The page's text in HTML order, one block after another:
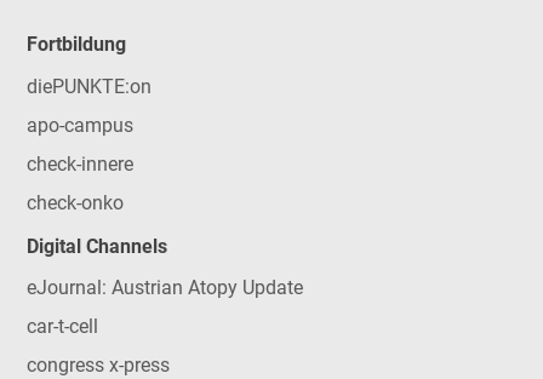
Fortbildung
diePUNKTE:on
apo-campus
check-innere
check-onko
Digital Channels
eJournal: Austrian Atopy Update
car-t-cell
congress x-press